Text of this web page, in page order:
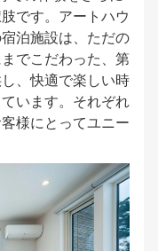
です。アートハウ
泊施設は、ただの
でこだわった、第
、快適で楽しい時
います。それぞれ
様にとってユニー